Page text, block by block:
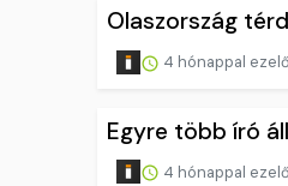
Olaszország
4 hónappal
Egyre több író
4 hónappal